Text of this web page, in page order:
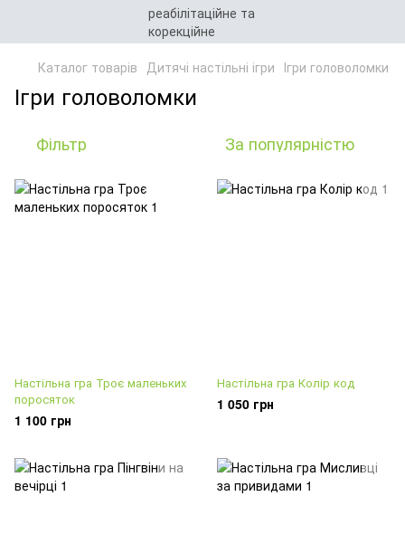
Каталог товарів Дитячі настільні ігри Ігри головоломки
Ігри головоломки
Фільтр За популярністю
Настільна гра Троє маленьких
поросяток
1 100 грн
Настільна гра Колір код
1 050 грн